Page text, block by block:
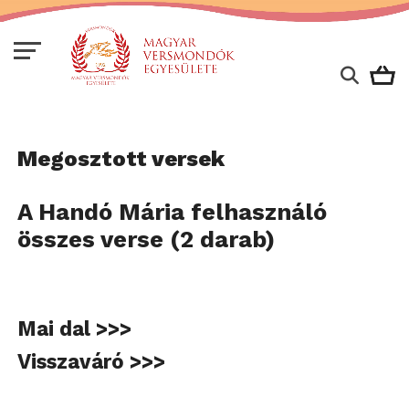
Megosztott versek
A Handó Mária felhasználó
összes verse (2 darab)
Mai dal >>>
Visszaváró >>>